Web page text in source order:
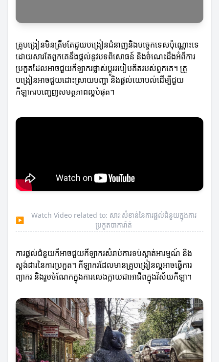
គ្រូបង្រៀនមិនត្រឹមតែជួយបង្រៀនជំនាញនិងបច្ចេកទេសប៉ុណ្ណោះទេ
ដោយសារតែពួកគេនឹងផ្តល់នូវបទពិសោធន៍ និងចំណេះដឹងអំពីការ
ប្រកួតដែលអាចជួយកីឡាករផ្លាស់ប្តូររបៀបគិតរបស់ពួកគេ។ គ្រូ
បង្រៀនអាចជួយដោះស្រាយបញ្ហា និងផ្តល់យោបល់ដើម្បីជួយ
កីឡាករបញ្ចេញសមត្ថភាពល្អបំផុត។
▶
Watch Video related to: សារៈសំខាន់នៃការផ្តល់ជំនួយក្នុងការ
ប្រកួតបាការ៉ាត់
ការផ្តល់ជំនួយក៏អាចជួយកីឡាករសំរាប់ការទប់ស្កាត់អារម្មណ៍ និង
ស្តង់ដារនៃការប្រកួត។ កីឡាករដែលមានគ្រូបង្រៀនល្អអាចធ្វើការ
ព្យាករ និងរួមចំណែកក្នុងការលេងក្លាយជាអាជីពក្នុងវិស័យកីឡា។